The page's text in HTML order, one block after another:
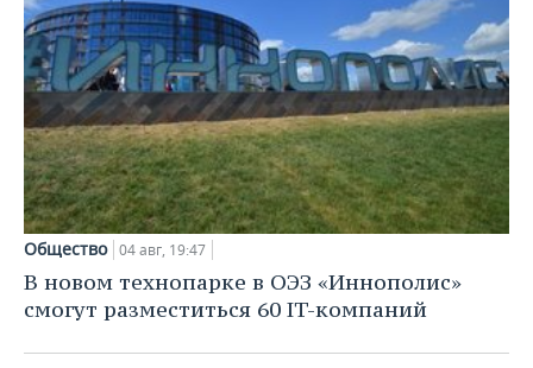
Общество 04 авг, 19:47
В новом технопарке в ОЭЗ «Иннополис»
смогут разместиться 60 IT-компаний